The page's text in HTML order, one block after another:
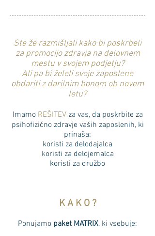
Ste že razmišljali kako bi poskrbeli
za promocijo zdravja na delovnem
mestu v svojem podjetju?
Ali pa bi želeli svoje zaposlene
obdariti z darilnim bonom ob novem
letu?
Imamo REŠITEV za vas, da poskrbite za
psihofizično zdravje vaših zaposlenih, ki
prinaša:
koristi za delodajalca
koristi za delojemalca
koristi za družbo
K A K O ?
Ponujamo paket MATRIX, ki vsebuje: